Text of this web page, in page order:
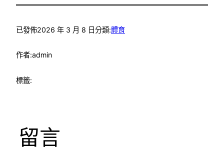
已發佈2026 年 3 月 8 日分類:體育
作者:admin
標籤:
留言